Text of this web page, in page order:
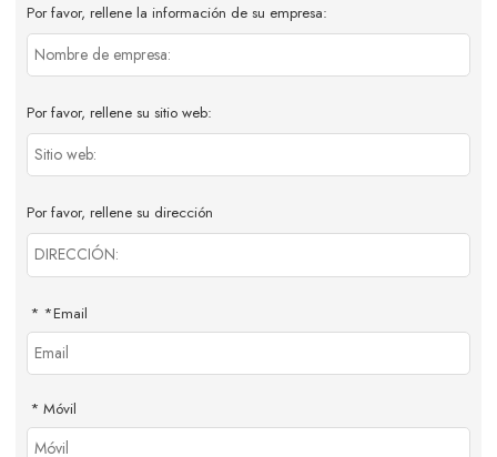
Por favor, rellene la información de su empresa:
Por favor, rellene su sitio web:
Por favor, rellene su dirección
*Email
Móvil